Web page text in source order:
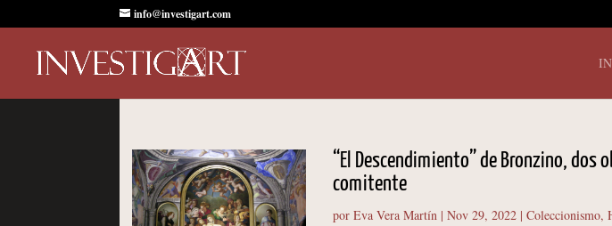
info@investigart.com
“El Descendimiento” de Bronzino, dos
comitente
por Eva Vera Martín| Nov 29, 2022| Coleccionismo,